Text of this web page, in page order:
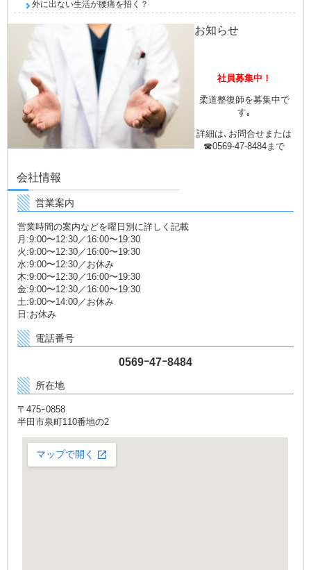
外に出ない生活が腰痛を招く？
お知らせ
社員募集中！
柔道整復師を募集中で
す｡
詳細は､お問合せまたは
☎0569-47-8484まで
会社情報
営業案内
営業時間の案内などを曜日別に詳しく記載
月:9:00〜12:30／16:00〜19:30
火:9:00〜12:30／16:00〜19:30
水:9:00〜12:30／お休み
木:9:00〜12:30／16:00〜19:30
金:9:00〜12:30／16:00〜19:30
土:9:00〜14:00／お休み
日:お休み
電話番号
0569ｰ47ｰ8484
所在地
〒475ｰ0858
半田市泉町110番地の2